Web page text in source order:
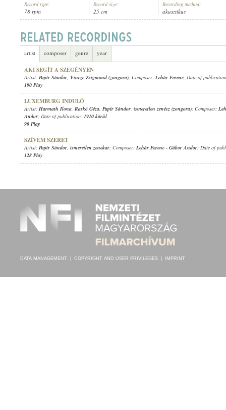
ARTIST: VINCZE ZSIGMOND (ZONGORA)
Record type:
78 rpm
Record size:
25 cm
Recording method:
akusztikus
artist composer genre year
AKI SEGÍT A SZEGÉNYEN
Artist: Papír Sándor, Vincze Zsigmond (zongora); Composer: Lehár Ferenc; Date of
190 Play
LUXEMBURG INDULÓ
Artist: Harmath Ilona, Raskó Géza, Papír Sándor, ismeretlen zenész (zongora); Composer:
Andor; Date of publication: 1910 körül
90 Play
SZÍVEM SZERET
Artist: Papír Sándor, ismeretlen zenekar; Composer: Lehár Ferenc - Gábor Andor; Date of
128 Play
DATA MANAGEMENT COPYRIGHT AND USER PRIVILEGES IMPRINT